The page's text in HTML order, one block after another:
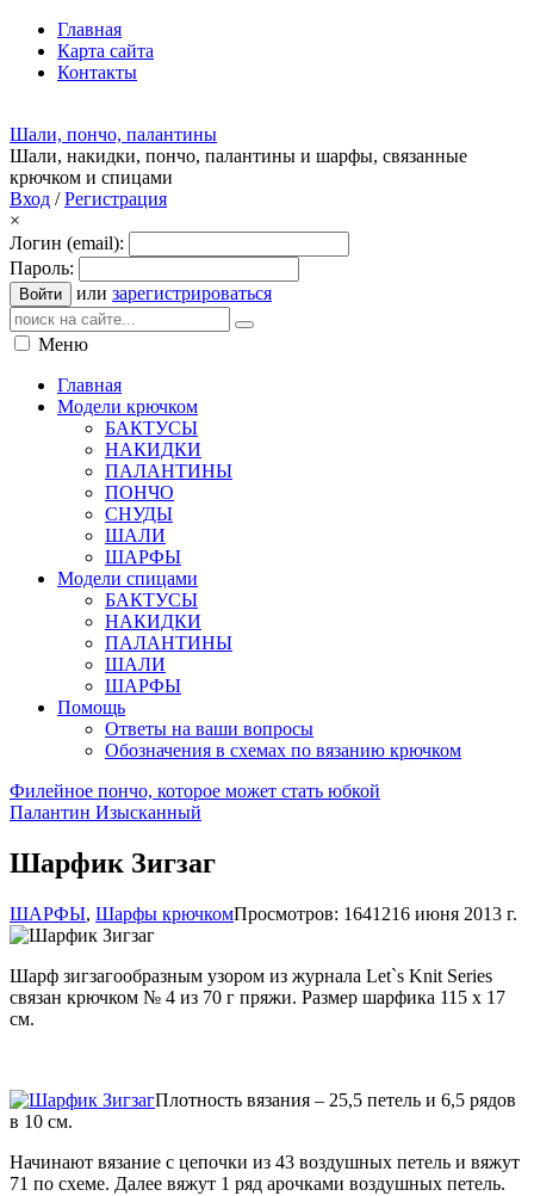
Главная
Карта сайта
Контакты
Шали, пончо, палантины
Шали, накидки, пончо, палантины и шарфы, связанные
крючком и спицами
Вход /Регистрация
×
Логин (email):
Пароль:
Войти или зарегистрироваться
Меню
Главная
Модели крючком
БАКТУСЫ
НАКИДКИ
ПАЛАНТИНЫ
ПОНЧО
СНУДЫ
ШАЛИ
ШАРФЫ
Модели спицами
БАКТУСЫ
НАКИДКИ
ПАЛАНТИНЫ
ШАЛИ
ШАРФЫ
Помощь
Ответы на ваши вопросы
Обозначения в схемах по вязанию крючком
Филейное пончо, которое может стать юбкой
Палантин Изысканный
Шарфик Зигзаг
ШАРФЫ, Шарфы крючкомПросмотров: 1641216 июня 2013 г.
Шарф зигзагообразным узором из журнала Let`s Knit Series
связан крючком № 4 из 70 г пряжи. Размер шарфика 115 х 17
см.
Плотность вязания – 25,5 петель и 6,5 рядов
в 10 см.
Начинают вязание с цепочки из 43 воздушных петель и вяжут
71 по схеме. Далее вяжут 1 ряд арочками воздушных петель.